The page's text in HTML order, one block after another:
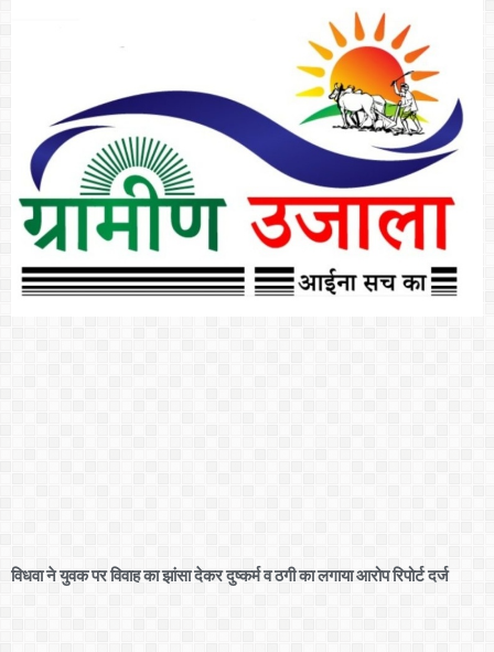
विधवा ने युवक पर विवाह का झांसा देकर दुष्कर्म व ठगी का लगाया आरोप रिपोर्ट दर्ज